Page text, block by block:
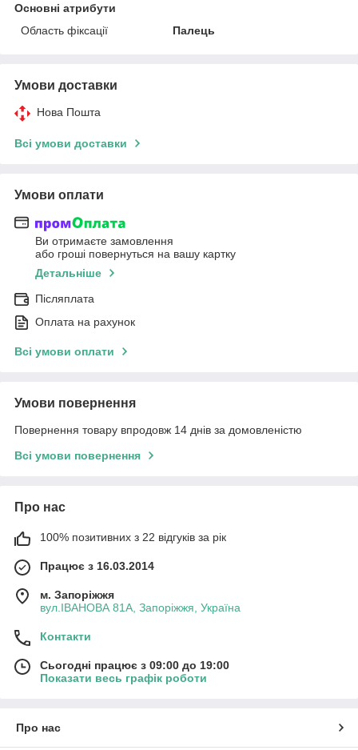
Основні атрибути
Область фіксації
Палець
Умови доставки
Нова Пошта
Всі умови доставки
Умови оплати
Ви отримаєте замовлення
або гроші повернуться на вашу картку
Детальніше
Післяплата
Оплата на рахунок
Всі умови оплати
Умови повернення
Повернення товару впродовж 14 днів за домовленістю
Всі умови повернення
Про нас
100% позитивних з 22 відгуків за рік
Працює з 16.03.2014
м. Запоріжжя
вул.ІВАНОВА 81А, Запоріжжя, Україна
Контакти
Сьогодні працює з 09:00 до 19:00
Показати весь графік роботи
Про нас